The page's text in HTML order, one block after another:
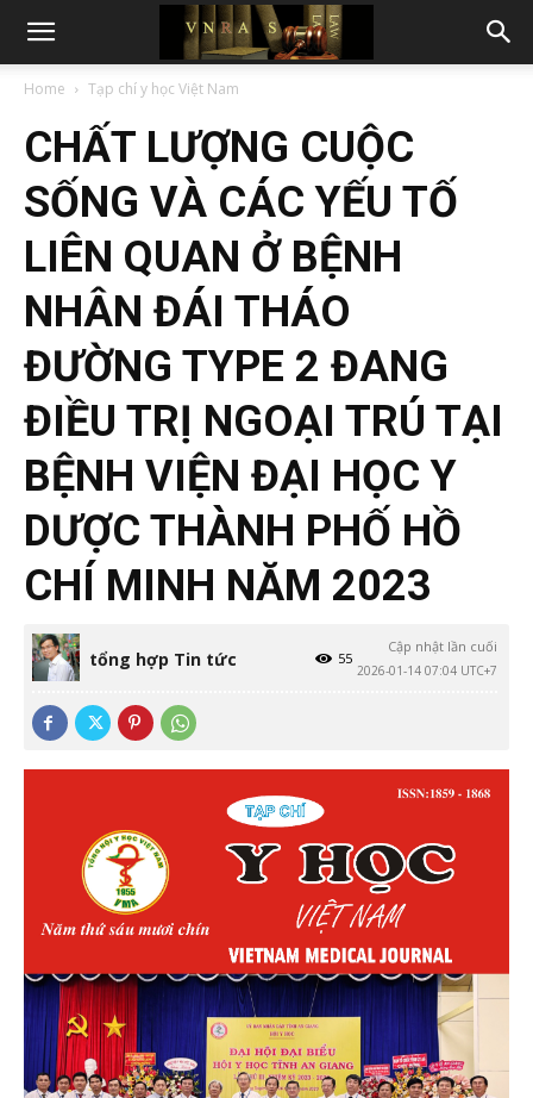
Home Tạp chí y học Việt Nam
CHẤT LƯỢNG CUỘC
SỐNG VÀ CÁC YẾU TỐ
LIÊN QUAN Ở BỆNH
NHÂN ĐÁI THÁO
ĐƯỜNG TYPE 2 ĐANG
ĐIỀU TRỊ NGOẠI TRÚ TẠI
BỆNH VIỆN ĐẠI HỌC Y
DƯỢC THÀNH PHỐ HỒ
CHÍ MINH NĂM 2023
tổng hợp Tin tức
Cập nhật lần cuối
2026-01-14 07:04 UTC+7
55